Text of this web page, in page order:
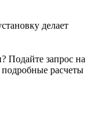
делает
Подайте запрос на
расчеты